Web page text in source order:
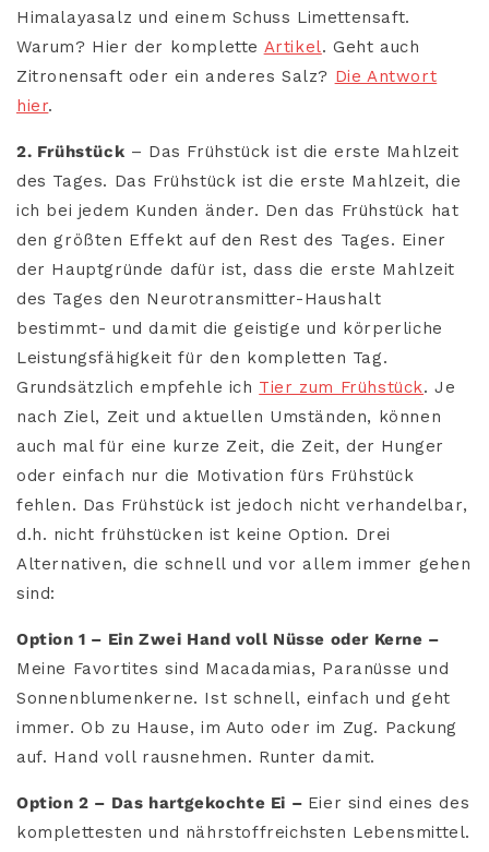
Himalayasalz und einem Schuss Limettensaft.
Warum? Hier der komplette Artikel. Geht auch
Zitronensaft oder ein anderes Salz? Die Antwort
hier.
2. Frühstück – Das Frühstück ist die erste Mahlzeit
des Tages. Das Frühstück ist die erste Mahlzeit, die
ich bei jedem Kunden änder. Den das Frühstück hat
den größten Effekt auf den Rest des Tages. Einer
der Hauptgründe dafür ist, dass die erste Mahlzeit
des Tages den Neurotransmitter-Haushalt
bestimmt- und damit die geistige und körperliche
Leistungsfähigkeit für den kompletten Tag.
Grundsätzlich empfehle ich Tier zum Frühstück. Je
nach Ziel, Zeit und aktuellen Umständen, können
auch mal für eine kurze Zeit, die Zeit, der Hunger
oder einfach nur die Motivation fürs Frühstück
fehlen. Das Frühstück ist jedoch nicht verhandelbar,
d.h. nicht frühstücken ist keine Option. Drei
Alternativen, die schnell und vor allem immer gehen
sind:
Option 1 – Ein Zwei Hand voll Nüsse oder Kerne –
Meine Favortites sind Macadamias, Paranüsse und
Sonnenblumenkerne. Ist schnell, einfach und geht
immer. Ob zu Hause, im Auto oder im Zug. Packung
auf. Hand voll rausnehmen. Runter damit.
Option 2 – Das hartgekochte Ei – Eier sind eines des
komplettesten und nährstoff­reichsten Lebensmittel.